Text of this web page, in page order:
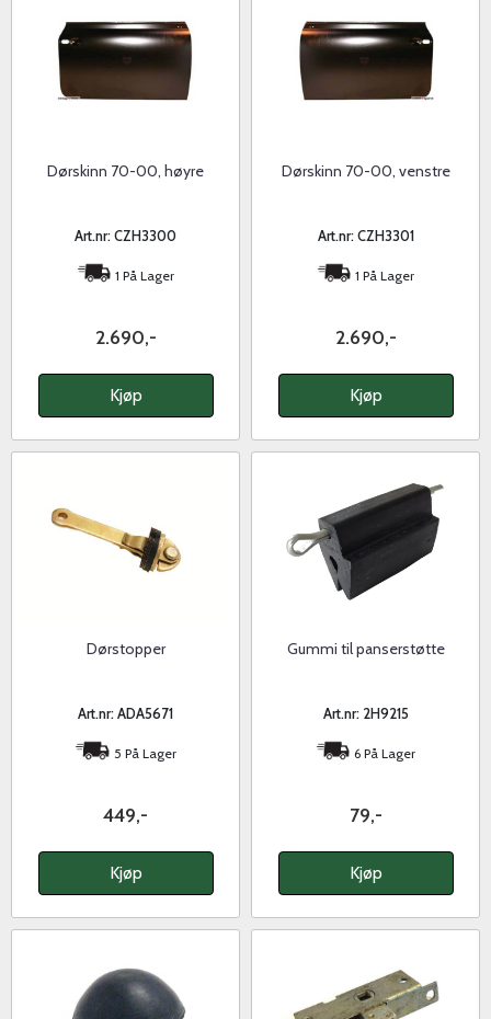
Dørskinn 70-00, høyre
Art.nr: CZH3300
1 På Lager
2.690,-
Kjøp
Dørskinn 70-00, venstre
Art.nr: CZH3301
1 På Lager
2.690,-
Kjøp
Dørstopper
Art.nr: ADA5671
5 På Lager
449,-
Kjøp
Gummi til panserstøtte
Art.nr: 2H9215
6 På Lager
79,-
Kjøp